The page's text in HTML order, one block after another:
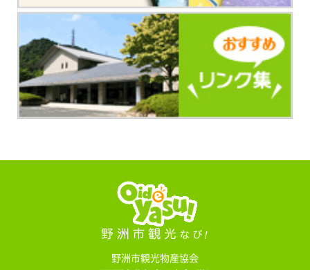
野洲市観光物産協会